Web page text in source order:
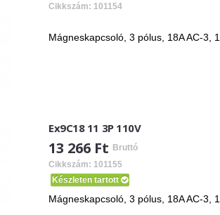
Cikkszám: 101154
Mágneskapcsoló, 3 pólus, 18A AC-3,
Ex9C18 11 3P 110V
13 266 Ft Bruttó
Cikkszám: 101155
Készleten tartott
Mágneskapcsoló, 3 pólus, 18A AC-3,